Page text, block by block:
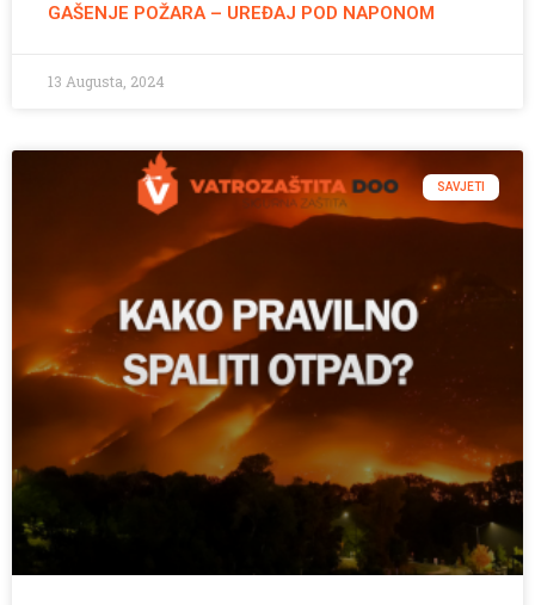
GAŠENJE POŽARA – UREĐAJ POD NAPONOM
13 Augusta, 2024
SAVJETI